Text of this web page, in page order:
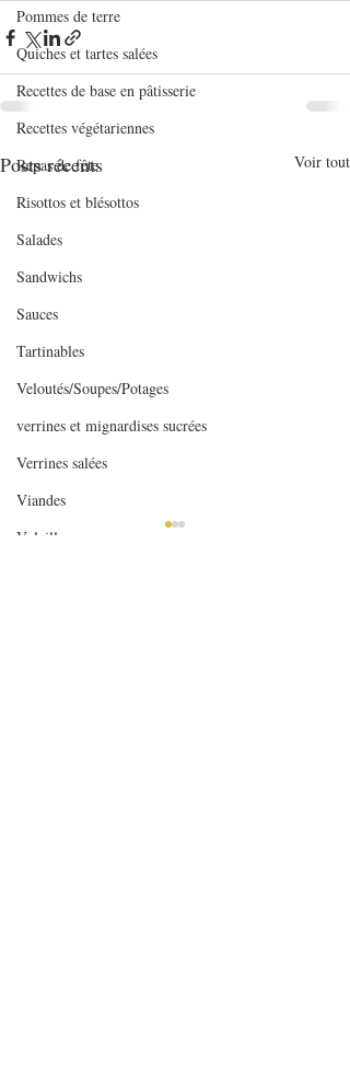
Pommes de terre
Quiches et tartes salées
Recettes de base en pâtisserie
Recettes végétariennes
Repas de fête
Risottos et blésottos
Salades
Sandwichs
Sauces
Tartinables
Veloutés/Soupes/Potages
verrines et mignardises sucrées
Verrines salées
Viandes
Volailles
Posts récents Voir tout